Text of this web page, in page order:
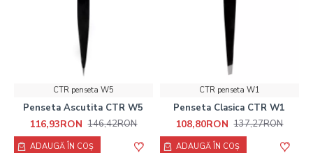
CTR penseta W5
Penseta Ascutita CTR W5
116,93RON 146,42RON
ADAUGĂ ÎN COŞ
CTR penseta W1
Penseta Clasica CTR W1
108,80RON 137,27RON
ADAUGĂ ÎN COŞ